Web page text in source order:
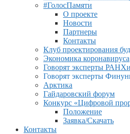
#ГолосПамяти
О проекте
Новости
Партнеры
Контакты
Клуб проектирования
Экономика коронавируса
Говорят эксперты
Говорят эксперты
Арктика
Гайдаровский форум
Конкурс «Цифровой
Положение
Заявка/Скачать
Контакты